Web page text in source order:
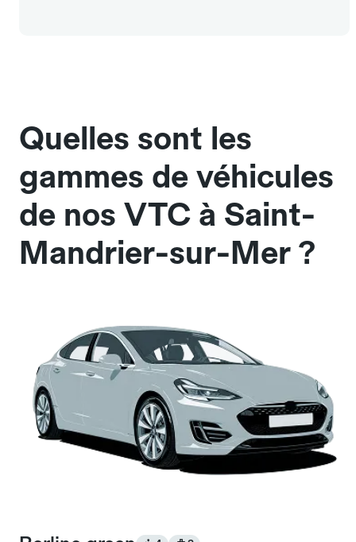
Quelles sont les
gammes de véhicules
de nos VTC à Saint-
Mandrier-sur-Mer ?